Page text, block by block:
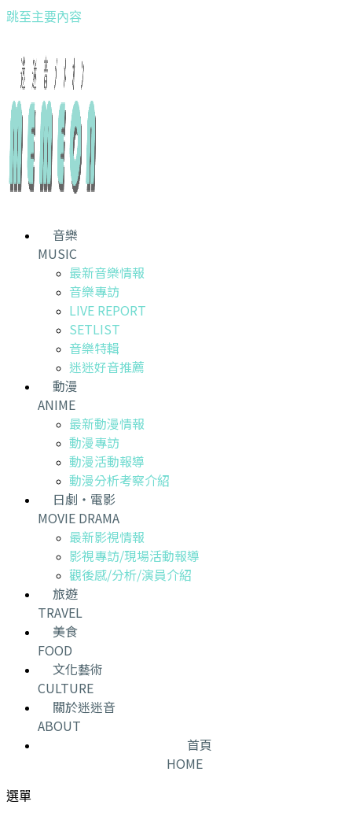
跳至主要內容
音樂
MUSIC
最新音樂情報
音樂專訪
LIVE REPORT
SETLIST
音樂特輯
迷迷好音推薦
動漫
ANIME
最新動漫情報
動漫專訪
動漫活動報導
動漫分析考察介紹
日劇・電影
MOVIE DRAMA
最新影視情報
影視專訪/現場活動報導
觀後感/分析/演員介紹
旅遊
TRAVEL
美食
FOOD
文化藝術
CULTURE
關於迷迷音
ABOUT
首頁
HOME
選單